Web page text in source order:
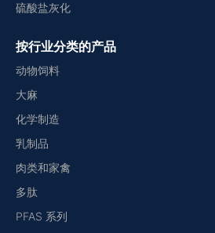
硫酸盐灰化
按行业分类的产品
动物饲料
大麻
化学制造
乳制品
肉类和家禽
多肽
PFAS 系列